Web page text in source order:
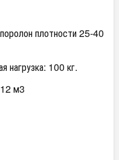
плотности 25-40
нагрузка: 100 кг.
м3